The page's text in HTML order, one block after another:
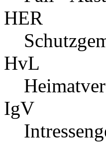
HER
HvL
IgV